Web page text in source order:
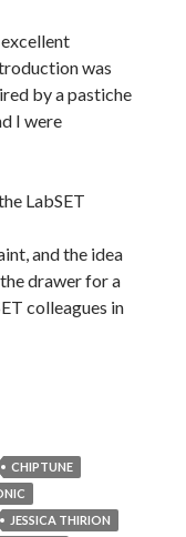
was
by a pastiche
I were
LabSET
and the idea
drawer for a
colleagues in
CHIPTUNE
JESSICA THIRION